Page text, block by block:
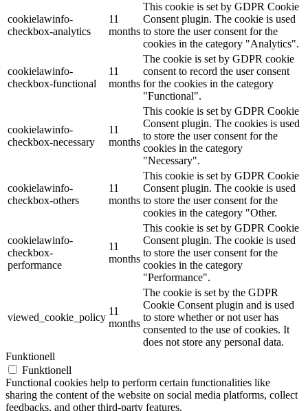
cookielawinfo-
checkbox-analytics
11
months
This cookie is set by GDPR Cookie
Consent plugin. The cookie is used
to store the user consent for the
cookies in the category "Analytics".
cookielawinfo-
checkbox-functional
11
months
The cookie is set by GDPR cookie
consent to record the user consent
for the cookies in the category
"Functional".
cookielawinfo-
checkbox-necessary
11
months
This cookie is set by GDPR Cookie
Consent plugin. The cookies is used
to store the user consent for the
cookies in the category
"Necessary".
cookielawinfo-
checkbox-others
11
months
This cookie is set by GDPR Cookie
Consent plugin. The cookie is used
to store the user consent for the
cookies in the category "Other.
cookielawinfo-
checkbox-
performance
11
months
This cookie is set by GDPR Cookie
Consent plugin. The cookie is used
to store the user consent for the
cookies in the category
"Performance".
viewed_cookie_policy
11
months
The cookie is set by the GDPR
Cookie Consent plugin and is used
to store whether or not user has
consented to the use of cookies. It
does not store any personal data.
Funktionell
Funktionell
Functional cookies help to perform certain functionalities like
sharing the content of the website on social media platforms, collect
feedbacks, and other third-party features.